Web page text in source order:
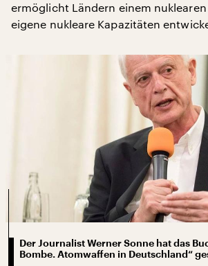
ermöglicht Ländern einem
eigene nukleare Kapazitäten
Der Journalist Werner Sonne hat das
Bombe. Atomwaffen in Deutschland“